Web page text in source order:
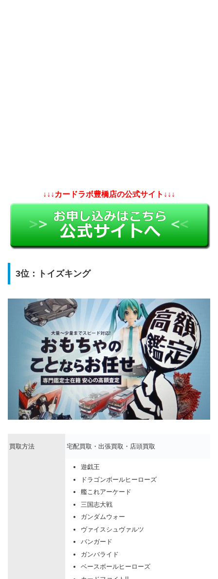
↓↓↓カードラボ豊橋店の公式サイト↓↓↓
3位：トイズキング
買取方法 宅配買取・出張買取・店頭買取
遊戯王
ドラゴンボールヒーローズ
艦これアーケード
三国志大戦
ガンダムウォー
ヴァイスシュヴァルツ
バンガード
ガンバライド
ベースボールヒーローズ